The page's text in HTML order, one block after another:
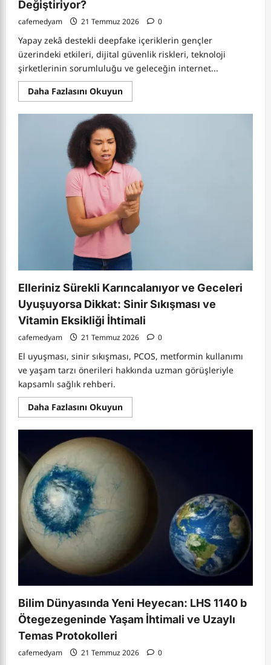
Değiştiriyor?
cafemedyam 21 Temmuz 2026 0
Yapay zekâ destekli deepfake içeriklerin gençler
üzerindeki etkileri, dijital güvenlik riskleri, teknoloji
şirketlerinin sorumluluğu ve geleceğin internet...
Daha Fazlasını OkuyunRead
more
Deepfake
Tehlikesi
Büyüyor:
Yapay
Zekâ
Çocukların
Dijital
Güvenliğini
Nasıl
Değiştiriyor?
Elleriniz Sürekli Karıncalanıyor ve Geceleri
Uyuşuyorsa Dikkat: Sinir Sıkışması ve
Vitamin Eksikliği İhtimali
cafemedyam 21 Temmuz 2026 0
El uyuşması, sinir sıkışması, PCOS, metformin kullanımı
ve yaşam tarzı önerileri hakkında uzman görüşleriyle
kapsamlı sağlık rehberi.
Daha Fazlasını OkuyunRead
more
Elleriniz
Karıncalanıyor
ve
Geceleri
Bilim Dünyasında Yeni Heyecan: LHS 1140 b
Ötegezegeninde Yaşam İhtimali ve Uzaylı
Temas Protokolleri
cafemedyam 21 Temmuz 2026 0